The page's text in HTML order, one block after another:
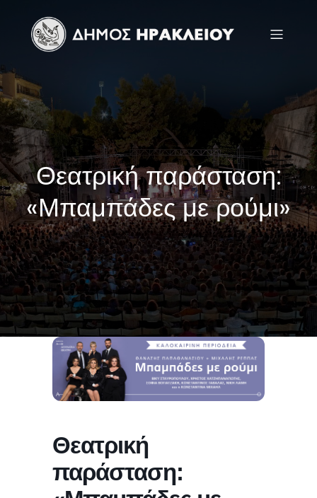
Θεατρική παράσταση:
«Μπαμπάδες με ρούμι»
Θεατρική
παράσταση: